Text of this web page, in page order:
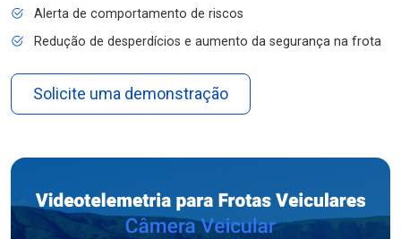
Alerta de comportamento de riscos
Redução de desperdícios e aumento da segurança na frota
Solicite uma demonstração